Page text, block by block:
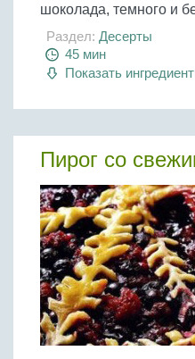
шоколада, темного и
Раздел: Десерты
45 мин
Показать
Пирог со